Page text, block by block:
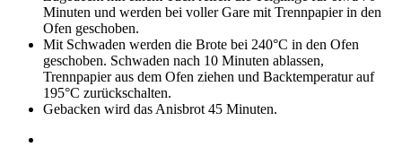
Minuten und werden bei voller Gare mit Trennpapier in den
Ofen geschoben.
Mit Schwaden werden die Brote bei 240°C in den Ofen
geschoben. Schwaden nach 10 Minuten ablassen,
Trennpapier aus dem Ofen ziehen und Backtemperatur auf
195°C zurückschalten.
Gebacken wird das Anisbrot 45 Minuten.